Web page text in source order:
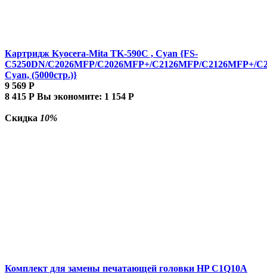
Картридж Kyocera-Mita TK-590C , Cyan {FS-
C5250DN/C2026MFP/C2026MFP+/C2126MFP/C2126MFP+/
Cyan, (5000стр.)}
9 569 Р
8 415 Р Вы экономите: 1 154 Р
Скидка 10%
Комплект для замены печатающей головки HP C1Q10A